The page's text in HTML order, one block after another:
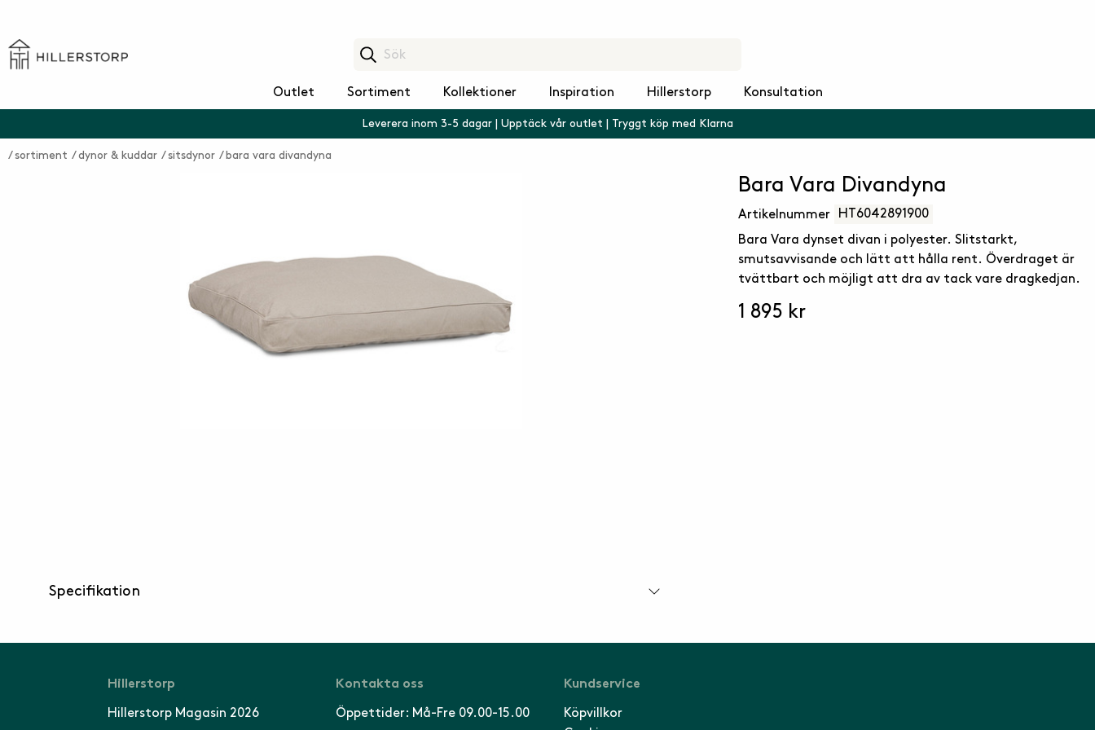
Outlet Sortiment Kollektioner Inspiration Hillerstorp Konsultation
Leverera inom 3-5 dagar | Upptäck vår outlet | Tryggt köp med Klarna
sortiment dynor & kuddar sitsdynor bara vara divandyna
Bara Vara Divandyna
Artikelnummer HT6042891900
Bara Vara dynset divan i polyester. Slitstarkt,
smutsavvisande och lätt att hålla rent. Överdraget är
tvättbart och möjligt att dra av tack vare dragkedjan.
1 895 kr
Specifikation
Hillerstorp
Hillerstorp Magasin 2026
Kontakta oss
Öppettider: Må-Fre 09.00-15.00
Kundservice
Köpvillkor